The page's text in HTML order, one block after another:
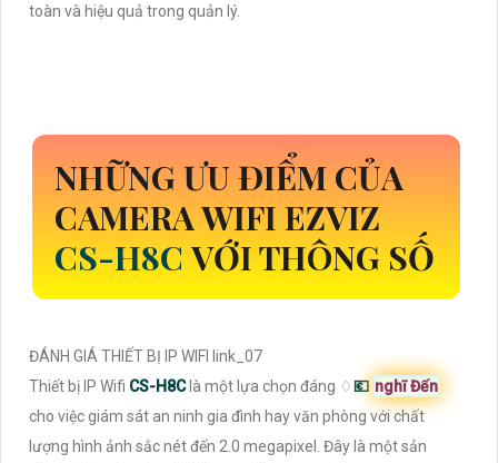
toàn và hiệu quả trong quản lý.
NHỮNG ƯU ĐIỂM CỦA
CAMERA WIFI EZVIZ
CS-H8CVỚI THÔNG SỐ
ĐÁNH GIÁ THIẾT BỊ IP WIFI link_07
Thiết bị IP Wifi CS-H8C là một lựa chọn đáng ♢💶 nghĩ Đến
cho việc giám sát an ninh gia đình hay văn phòng với chất
lượng hình ảnh sắc nét đến 2.0 megapixel. Đây là một sản